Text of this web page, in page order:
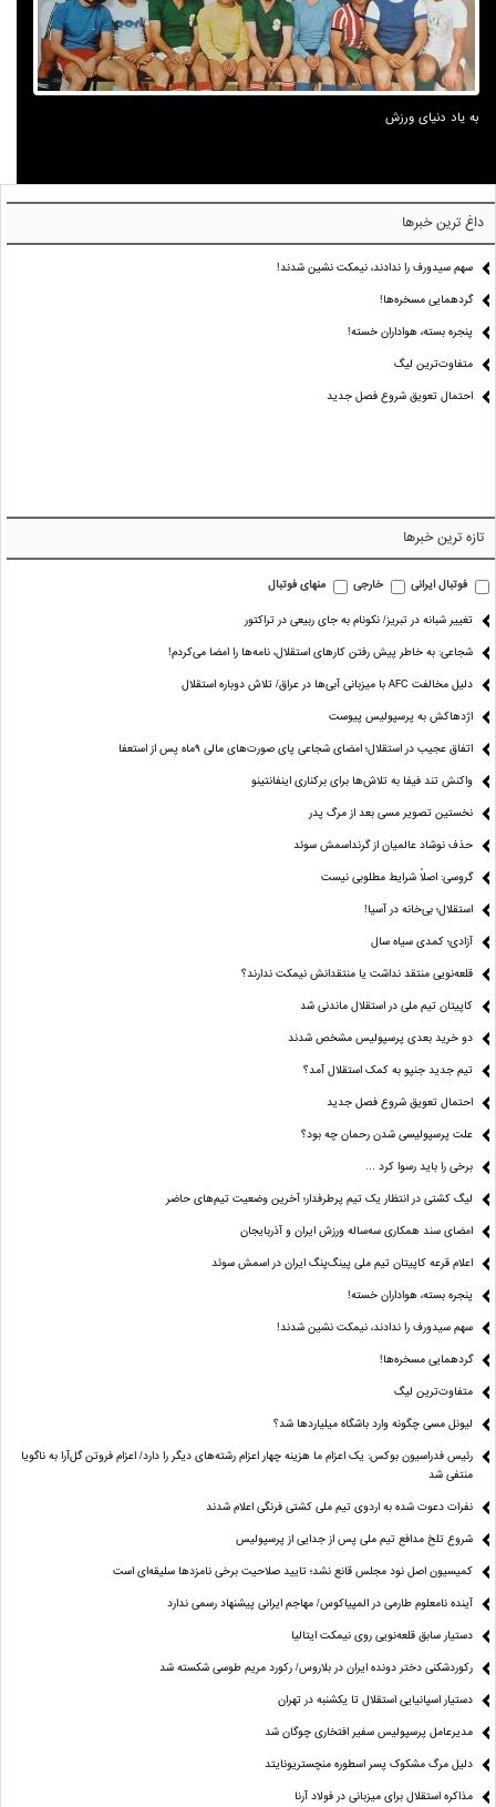
به یاد دنیای ورزش
داغ ترین خبرها
سهم سیدورف را ندادند، نیمکت نشین شدند!
گردهمایی مسخره‌ها!
پنجره بسته، هواداران خسته!
متفاوت‌ترین لیگ
احتمال تعویق شروع فصل جدید
تازه ترین خبرها
فوتبال ایرانی خارجی منهای فوتبال
تغییر شبانه در تبریز/ نکونام به جای ربیعی در تراکتور
شجاعی: به خاطر پیش رفتن کارهای استقلال، نامه‌ها را امضا می‌کردم!
دلیل مخالفت AFC با میزبانی آبی‌ها در عراق/ تلاش دوباره استقلال
اژدهاکش به پرسپولیس پیوست
اتفاق عجیب در استقلال؛ امضای شجاعی پای صورت‌های مالی ٩ماه پس از استعفا
واکنش تند فیفا به تلاش‌ها برای برکناری اینفانتینو
نخستین تصویر مسی بعد از مرگ پدر
حذف نوشاد عالمیان از گرنداسمش سوئد
گروسی: اصلاً شرایط مطلوبی نیست
استقلال؛ بی‌خانه در آسیا!
آزادی؛ کمدی سیاه سال
قلعه‌نویی منتقد نداشت یا منتقدانش نیمکت ندارند؟
کاپیتان تیم ملی در استقلال ماندنی شد
دو خرید بعدی پرسپولیس مشخص شدند
تیم جدید جنپو به کمک استقلال آمد؟
احتمال تعویق شروع فصل جدید
علت پرسپولیسی شدن رحمان چه بود؟
برخی را باید رسوا کرد …
لیگ کشتی در انتظار یک تیم پرطرفدار؛ آخرین وضعیت تیم‌های حاضر
امضای سند همکاری سه‌ساله ورزش ایران و آذربایجان
اعلام قرعه کاپیتان تیم ملی پینگ‌پنگ ایران در اسمش سوئد
پنجره بسته، هواداران خسته!
سهم سیدورف را ندادند، نیمکت نشین شدند!
گردهمایی مسخره‌ها!
متفاوت‌ترین لیگ
لیونل مسی چگونه وارد باشگاه میلیاردها شد؟
رئیس فدراسیون بوکس: یک اعزام ما هزینه چهار اعزام رشته‌های دیگر را دارد/ اعزام فروتن گل‌آرا به ناگویا
منتفی شد
نفرات دعوت شده به اردوی تیم ملی کشتی فرنگی اعلام شدند
شروع تلخ مدافع تیم ملی پس از جدایی از پرسپولیس
کمیسیون اصل نود مجلس قانع نشد؛ تایید صلاحیت برخی نامزدها سلیقه‌ای است
آینده نامعلوم طارمی در المپیاکوس/ مهاجم ایرانی پیشنهاد رسمی ندارد
دستیار سابق قلعه‌نویی روی نیمکت ایتالیا
رکوردشکنی دختر دونده ایران در بلاروس/ رکورد مریم طوسی شکسته شد
دستیار اسپانیایی استقلال تا یکشنبه در تهران
مدیرعامل پرسپولیس سفیر افتخاری چوگان شد
دلیل مرگ مشکوک پسر اسطوره منچستریونایتد
مذاکره استقلال برای میزبانی در فولاد آرنا